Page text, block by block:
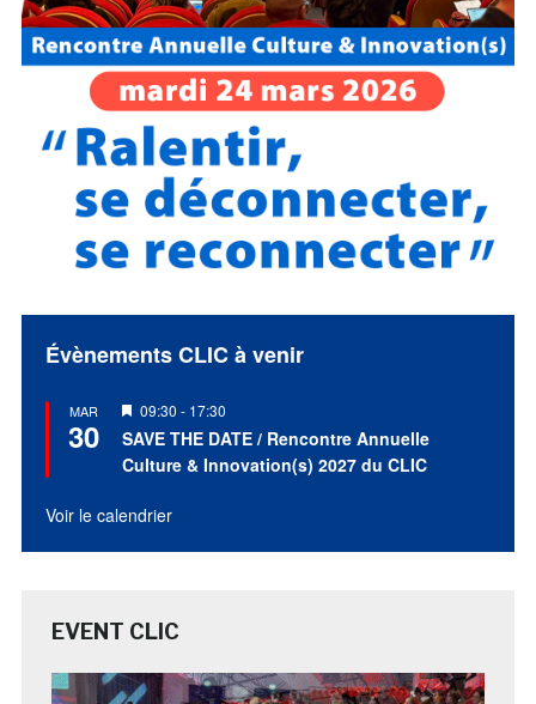
Évènements CLIC à venir
MAR
30
Mis
en
avant
09:30 - 17:30
SAVE THE DATE / Rencontre Annuelle
Culture & Innovation(s) 2027 du CLIC
Voir le calendrier
EVENT CLIC